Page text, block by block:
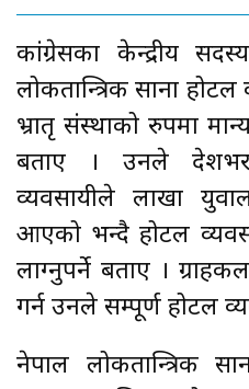
कांग्रेसका केन्द्रीय
लोकतान्त्रिक साना होटल
भ्रातृ संस्थाको रुपमा
बताए । उनले
व्यवसायीले लाखौँ
आएको भन्दै होटल
लाग्नुपर्ने बताए ।
गर्न उनले सम्पूर्ण होटल
नेपाल लोकतान्त्रिक